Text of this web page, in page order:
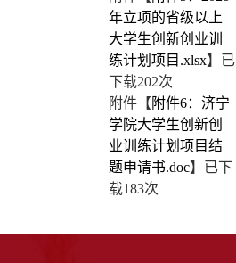
第 8 页
年立项的省级以上
大学生创新创业训
练计划项目.xlsx】已
下载202次
附件【 附件6：济宁
学院大学生创新创
业训练计划项目结
题申请书.doc】已下
载183次